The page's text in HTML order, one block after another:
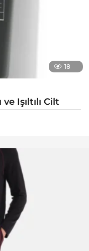
18
Işıltılı Cilt